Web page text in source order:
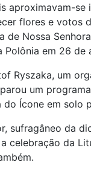
aproximavam-se
flores e votos
de Nossa
Polônia em 26 de
Ryszaka, um
um
Ícone em solo
sufragâneo da
celebração da